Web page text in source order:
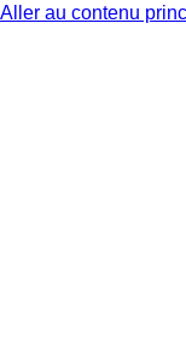
Aller au contenu